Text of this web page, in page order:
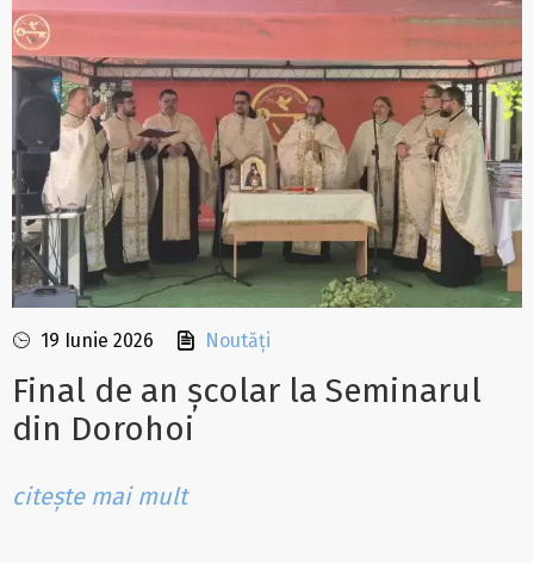
19 Iunie 2026 Noutăți
Final de an școlar la Seminarul
din Dorohoi
citește mai mult